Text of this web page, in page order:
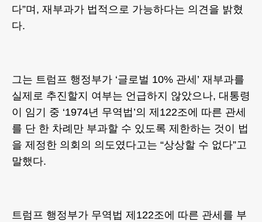
다”며, 재부과가 법적으로 가능하다는 의견을 밝혔
다.
그는 트럼프 행정부가 ‘글로벌 10% 관세’ 재부과를
실제로 추진할지 여부는 언급하지 않았으나, 대통령
이 임기 중 ‘1974년 무역법’의 제122조에 따른 관세
를 단 한 차례만 부과할 수 있도록 제한하는 것이 법
을 제정한 의회의 의도였다고는 “상상할 수 없다”고
말했다.
트럼프 행정부가 무역법 제122조에 따른 관세를 부